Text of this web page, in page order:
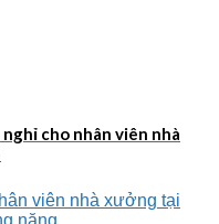
cho nhân viên nhà
viên nhà xưởng tại
năng